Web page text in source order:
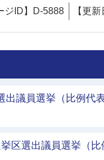
ジID】 D-5888 【更新
議員選挙（比例代
区選出議員選挙（比